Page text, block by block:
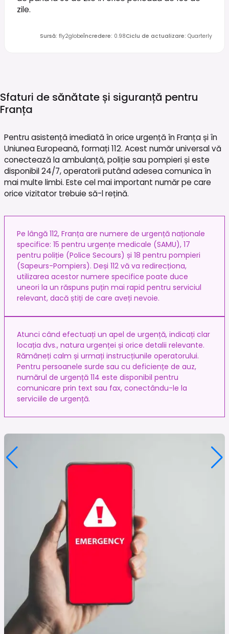
zile.
Sursă: fly2globeÎncredere: 0.98Ciclu de actualizare: Quarterly
Sfaturi de sănătate și siguranță pentru
Franța
Pentru asistență imediată în orice urgență în Franța și în
Uniunea Europeană, formați 112. Acest număr universal vă
conectează la ambulanță, poliție sau pompieri și este
disponibil 24/7, operatorii putând adesea comunica în
mai multe limbi. Este cel mai important număr pe care
orice vizitator trebuie să-l rețină.
Pe lângă 112, Franța are numere de urgență naționale
specifice: 15 pentru urgențe medicale (SAMU), 17
pentru poliție (Police Secours) și 18 pentru pompieri
(Sapeurs-Pompiers). Deși 112 vă va redirecționa,
utilizarea acestor numere specifice poate duce
uneori la un răspuns puțin mai rapid pentru serviciul
relevant, dacă știți de care aveți nevoie.
Atunci când efectuați un apel de urgență, indicați clar
locația dvs., natura urgenței și orice detalii relevante.
Rămâneți calm și urmați instrucțiunile operatorului.
Pentru persoanele surde sau cu deficiențe de auz,
numărul de urgență 114 este disponibil pentru
comunicare prin text sau fax, conectându-le la
serviciile de urgență.